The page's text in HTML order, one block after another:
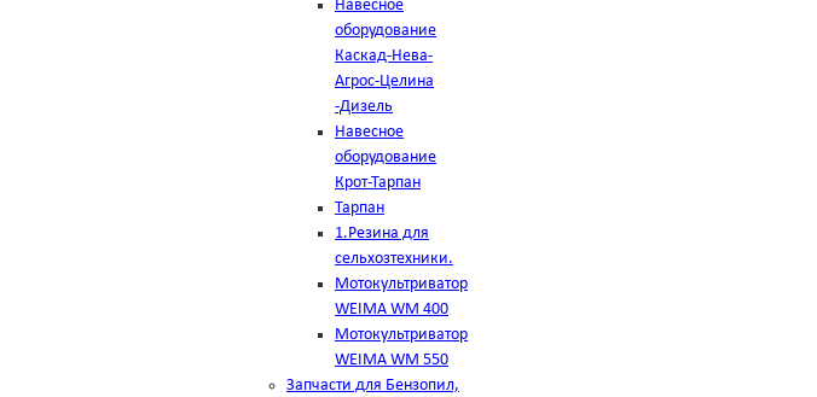
Навесное
оборудование
Каскад-Нева-
Агрос-Целина
-Дизель
Навесное
оборудование
Крот-Тарпан
Тарпан
1.Резина для
сельхозтехники.
Мотокультриватор
WEIMA WM 400
Мотокультриватор
WEIMA WM 550
Запчасти для Бензопил,